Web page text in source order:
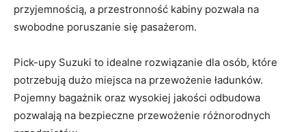
przyjemnością, a przestronność kabiny ‌pozwala na
swobodne poruszanie się pasażerom.
Pick-upy Suzuki to idealne rozwiązanie dla osób, które
potrzebują dużo miejsca na przewożenie ładunków.
Pojemny ⁢bagażnik oraz wysokiej jakości odbudowa
pozwalają na bezpieczne przewożenie różnorodnych